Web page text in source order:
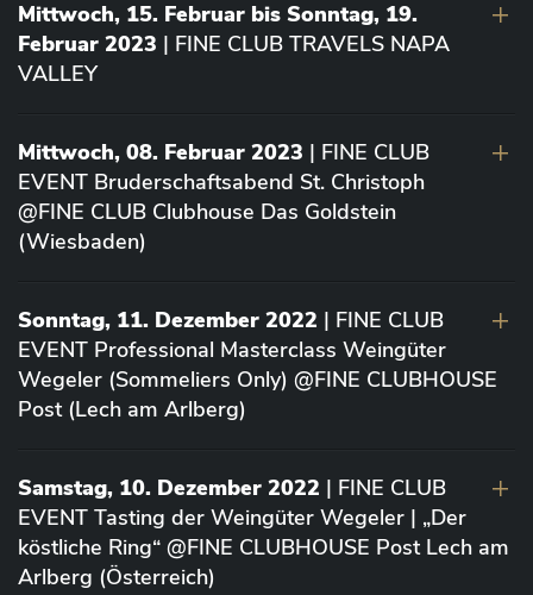
Mittwoch, 15. Februar bis Sonntag, 19.
Februar 2023 | FINE CLUB TRAVELS NAPA
VALLEY
Mittwoch, 08. Februar 2023 | FINE CLUB
EVENT Bruderschaftsabend St. Christoph
@FINE CLUB Clubhouse Das Goldstein
(Wiesbaden)
Sonntag, 11. Dezember 2022 | FINE CLUB
EVENT Professional Masterclass Weingüter
Wegeler (Sommeliers Only) @FINE CLUBHOUSE
Post (Lech am Arlberg)
Samstag, 10. Dezember 2022 | FINE CLUB
EVENT Tasting der Weingüter Wegeler | „Der
köstliche Ring“ @FINE CLUBHOUSE Post Lech am
Arlberg (Österreich)